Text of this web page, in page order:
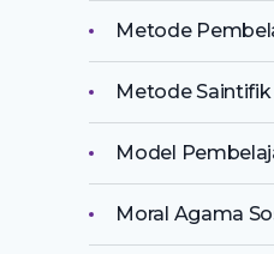
Metode
Metode Saintifik
Model
Moral Agama